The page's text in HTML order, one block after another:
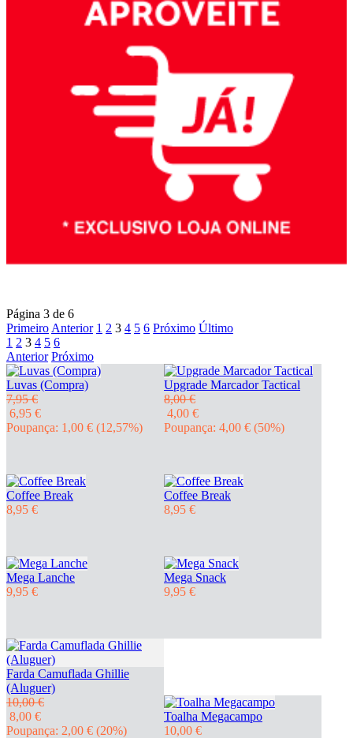
Página 3 de 6
Primeiro Anterior 1 2 3 4 5 6 Próximo Último
1 2 3 4 5 6
Anterior Próximo
Luvas (Compra)
7,95 €
6,95 €
Poupança: 1,00 € (12,57%)
Upgrade Marcador Tactical
8,00 €
4,00 €
Poupança: 4,00 € (50%)
Coffee Break
8,95 €
Coffee Break
8,95 €
Mega Lanche
9,95 €
Mega Snack
9,95 €
Farda Camuflada Ghillie
(Aluguer)
10,00 €
8,00 €
Poupança: 2,00 € (20%)
Toalha Megacampo
10,00 €